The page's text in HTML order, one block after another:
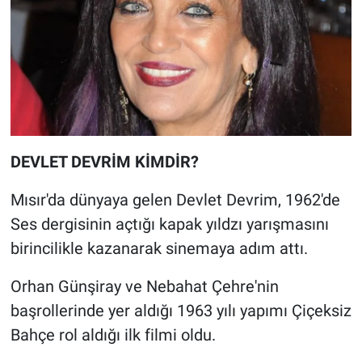
DEVLET DEVRİM KİMDİR?
Mısır'da dünyaya gelen Devlet Devrim, 1962'de
Ses dergisinin açtığı kapak yıldzı yarışmasını
birincilikle kazanarak sinemaya adım attı.
Orhan Günşiray ve Nebahat Çehre'nin
başrollerinde yer aldığı 1963 yılı yapımı Çiçeksiz
Bahçe rol aldığı ilk filmi oldu.
Popüler
Programlar
Sağlık
Spor
Teknoloji
Türkiye'nin Geleceği
Türkiye'nin Gündemi
Yerel Gündem